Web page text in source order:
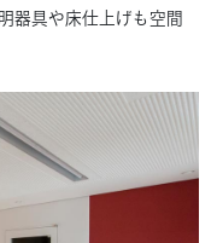
器具や床仕上げも空間